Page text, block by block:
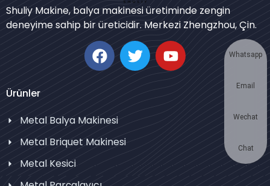
Shuliy Makine, balya makinesi üretiminde zengin
deneyime sahip bir üreticidir. Merkezi Zhengzhou, Çin.
Ürünler
Metal Balya Makinesi
Metal Briquet Makinesi
Metal Kesici
Portuguese
Swahili
German
Korean
Japanese
Whatsapp
Email
Wechat
Chat